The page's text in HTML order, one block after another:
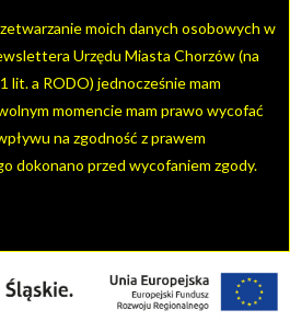
moich danych osobowych w
Urzędu Miasta Chorzów (na
lit. a RODO) jednocześnie mam
momencie mam prawo wycofać
na zgodność z prawem
dokonano przed wycofaniem zgody.